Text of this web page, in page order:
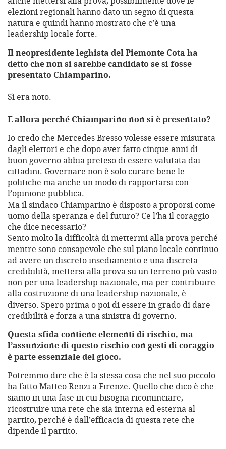
elezioni regionali hanno dato un segno di questa
natura e quindi hanno mostrato che c’è una
leadership locale forte.
Il neopresidente leghista del Piemonte Cota ha
detto che non si sarebbe candidato se si fosse
presentato Chiamparino.
Sì era noto.
E allora perché Chiamparino non si è presentato?
Io credo che Mercedes Bresso volesse essere misurata
dagli elettori e che dopo aver fatto cinque anni di
buon governo abbia preteso di essere valutata dai
cittadini. Governare non è solo curare bene le
politiche ma anche un modo di rapportarsi con
l’opinione pubblica.
Ma il sindaco Chiamparino è disposto a proporsi come
uomo della speranza e del futuro? Ce l’ha il coraggio
che dice necessario?
Sento molto la difficoltà di mettermi alla prova perché
mentre sono consapevole che sul piano locale continuo
ad avere un discreto insediamento e una discreta
credibilità, mettersi alla prova su un terreno più vasto
non per una leadership nazionale, ma per contribuire
alla costruzione di una leadership nazionale, è
diverso. Spero prima o poi di essere in grado di dare
credibilità e forza a una sinistra di governo.
Questa sfida contiene elementi di rischio, ma
l’assunzione di questo rischio con gesti di coraggio
è parte essenziale del gioco.
Potremmo dire che è la stessa cosa che nel suo piccolo
ha fatto Matteo Renzi a Firenze. Quello che dico è che
siamo in una fase in cui bisogna ricominciare,
ricostruire una rete che sia interna ed esterna al
partito, perché è dall’efficacia di questa rete che
dipende il partito.